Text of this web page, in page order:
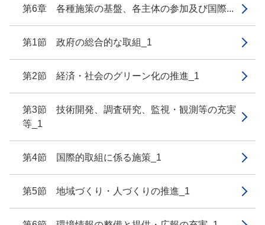
第6章 各種施策の基盤、各主体の参加及び国際...
第1節 政府の総合的な取組_1
第2節 経済・社会のグリーン化の推進_1
第3節 技術開発、調査研究、監視・観測等の充実
等_1
第4節 国際的取組に係る施策_1
第5節 地域づくり・人づくりの推進_1